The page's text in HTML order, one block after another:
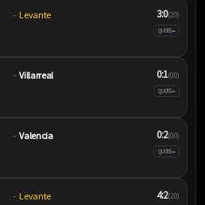
– Levante 3:0(2:0)
QUOTE–
– Villarreal 0:1(0:0)
QUOTE–
– Valencia 0:2(0:0)
QUOTE–
– Levante 4:2(2:0)